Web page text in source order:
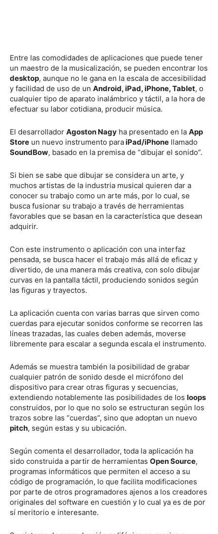
Entre las comodidades de aplicaciones que puede tener
un maestro de la musicalización, se pueden encontrar los
desktop, aunque no le gana en la escala de accesibilidad
y facilidad de uso de un Android, iPad, iPhone, Tablet, o
cualquier tipo de aparato inalámbrico y táctil, a la hora de
efectuar su labor cotidiana, producir música.
El desarrollador Agoston Nagy ha presentado en la App
Store un nuevo instrumento paraiPad/iPhone llamado
SoundBow, basado en la premisa de “dibujar el sonido”.
Si bien se sabe que dibujar se considera un arte, y
muchos artistas de la industria musical quieren dar a
conocer su trabajo como un arte más, por lo cual, se
busca fusionar su trabajo a través de herramientas
favorables que se basan en la característica que desean
adquirir.
Con este instrumento o aplicación con una interfaz
pensada, se busca hacer el trabajo más allá de eficaz y
divertido, de una manera más creativa, con solo dibujar
curvas en la pantalla táctil, produciendo sonidos según
las figuras y trayectos.
La aplicación cuenta con varias barras que sirven como
cuerdas para ejecutar sonidos conforme se recorren las
líneas trazadas, las cuales deben además, moverse
libremente para escalar a segunda escala el instrumento.
Además se muestra también la posibilidad de grabar
cualquier patrón de sonido desde el micrófono del
dispositivo para crear otras figuras y secuencias,
extendiendo notablemente las posibilidades de los loops
construidos, por lo que no solo se estructuran según los
trazos sobre las “cuerdas”, sino que adoptan un nuevo
pitch, según estas y su ubicación.
Según comenta el desarrollador, toda la aplicación ha
sido construida a partir de herramientas Open Source,
programas informáticos que permiten el acceso a su
código de programación, lo que facilita modificaciones
por parte de otros programadores ajenos a los creadores
originales del software en cuestión y lo cual ya es de por
sí meritorio e interesante.